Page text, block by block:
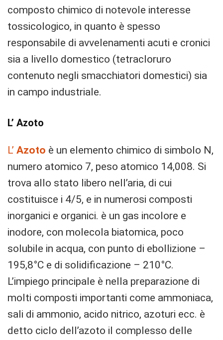
composto chimico di notevole interesse
tossicologico, in quanto è spesso
responsabile di avvelenamenti acuti e cronici
sia a livello domestico (tetracloruro
contenuto negli smacchiatori domestici) sia
in campo industriale.
L’ Azoto
L’ Azoto è un elemento chimico di simbolo N,
numero atomico 7, peso atomico 14,008. Si
trova allo stato libero nell’aria, di cui
costituisce i 4/5, e in numerosi composti
inorganici e organici. è un gas incolore e
inodore, con molecola biatomica, poco
solubile in acqua, con punto di ebollizione –
195,8°C e di solidificazione – 210°C.
L’impiego principale è nella preparazione di
molti composti importanti come ammoniaca,
sali di ammonio, acido nitrico, azoturi ecc. è
detto ciclo dell’azoto il complesso delle